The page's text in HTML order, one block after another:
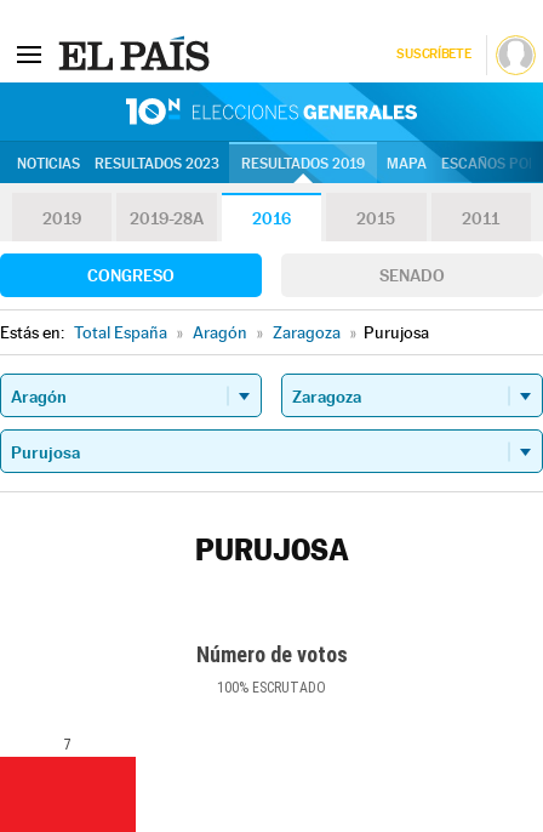
SUSCRÍBETE
NOTICIAS RESULTADOS 2023 RESULTADOS 2019 MAPA ESCAÑOS
2019 2019-28A 2016 2015 2011
CONGRESO SENADO
Estás en: Total España » Aragón » Zaragoza » Purujosa
PURUJOSA
Número de votos
100% ESCRUTADO
7